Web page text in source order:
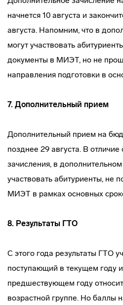
начнется 10 августа и
августа. Напомним, что в
могут участвовать
документы в МИЭТ, но не
направления подготовки в
7. Дополнительный прием
Дополнительный прием на
позднее 29 августа. В
зачисления, в
участвовать абитуриенты, не
МИЭТ в рамках основных
8. Результаты ГТО
С этого года результаты ГТО
поступающий в текущем году
предшествующем году
возрастной группе. Но баллы